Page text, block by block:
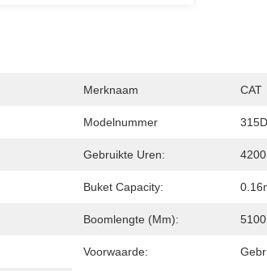
Merknaam CAT
Modelnummer
Gebruikte Uren:
Buket Capacity:
Boomlengte (mm): 5100
Voorwaarde: